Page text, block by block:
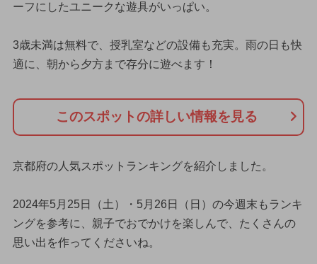
ーフにしたユニークな遊具がいっぱい。
3歳未満は無料で、授乳室などの設備も充実。雨の日も快
適に、朝から夕方まで存分に遊べます！
このスポットの詳しい情報を見る
京都府の人気スポットランキングを紹介しました。
2024年5月25日（土）・5月26日（日）の今週末もランキ
ングを参考に、親子でおでかけを楽しんで、たくさんの
思い出を作ってくださいね。